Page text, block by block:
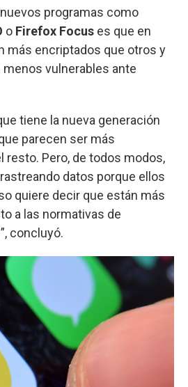
programas como
o Firefox Focus es que en
más encriptados que otros y
vulnerables ante
tiene la nueva generación
parecen ser más
resto. Pero, de todos modos,
datos porque ellos
quiere decir que están más
a las normativas de
concluyó.